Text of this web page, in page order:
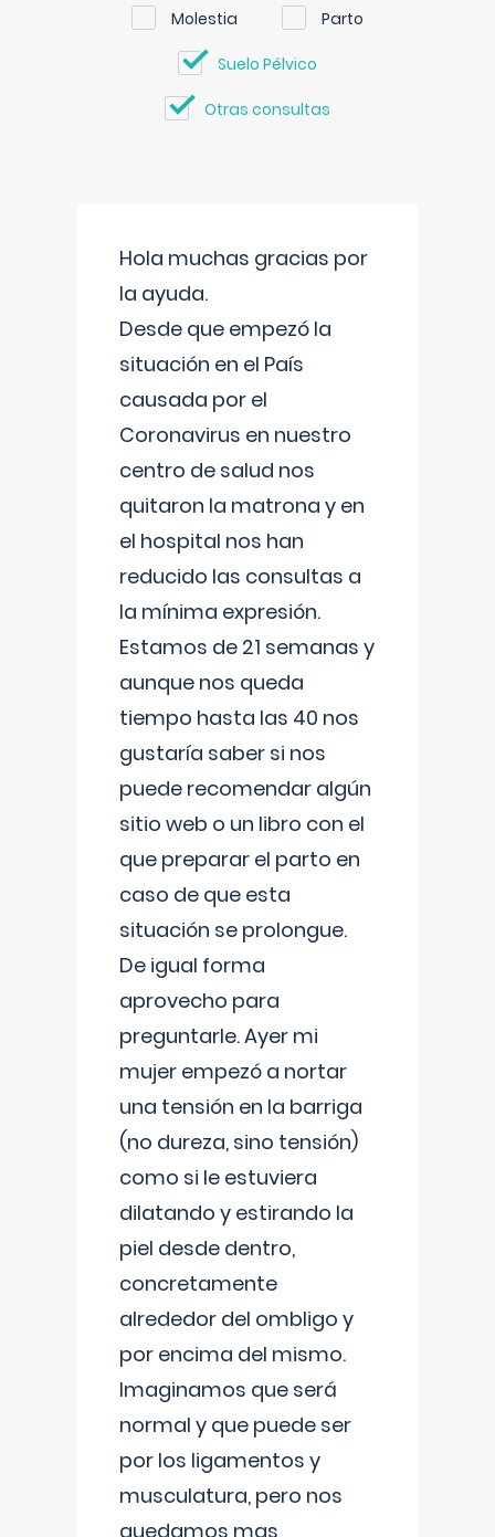
Molestia Parto
Suelo Pélvico
Otras consultas
Hola muchas gracias por
la ayuda.
Desde que empezó la
situación en el País
causada por el
Coronavirus en nuestro
centro de salud nos
quitaron la matrona y en
el hospital nos han
reducido las consultas a
la mínima expresión.
Estamos de 21 semanas y
aunque nos queda
tiempo hasta las 40 nos
gustaría saber si nos
puede recomendar algún
sitio web o un libro con el
que preparar el parto en
caso de que esta
situación se prolongue.
De igual forma
aprovecho para
preguntarle. Ayer mi
mujer empezó a nortar
una tensión en la barriga
(no dureza, sino tensión)
como si le estuviera
dilatando y estirando la
piel desde dentro,
concretamente
alrededor del ombligo y
por encima del mismo.
Imaginamos que será
normal y que puede ser
por los ligamentos y
musculatura, pero nos
quedamos mas